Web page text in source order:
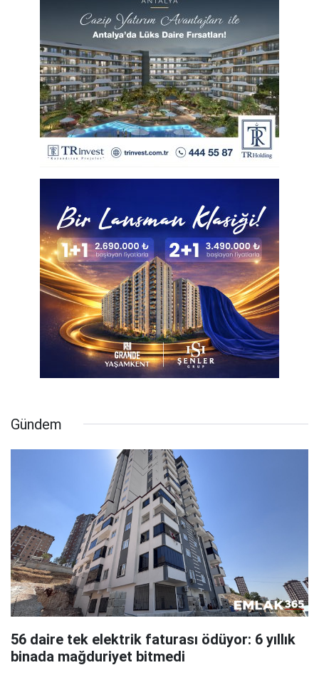
Gündem
56 daire tek elektrik faturası ödüyor: 6 yıllık
binada mağduriyet bitmedi